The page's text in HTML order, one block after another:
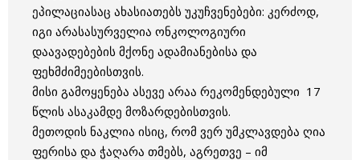
ეპილაციასაც ახასიათებს უკუჩვენებები: კერძოდ,
იგი არასასურველია ონკოლოგიური
დაავადებების მქონე ადამიანებისა და
ფეხმძიმეებისთვის.
მისი გამოყენება ასევე არაა რეკომენდებული 17
წლის ასაკამდე მოზარდებისთვის.
მეთოდის ნაკლია ისიც, რომ ვერ უმკლავდება ღია
ფერისა და ჭაღარა თმებს, აგრეთვე – იმ